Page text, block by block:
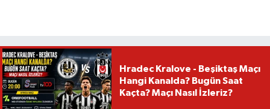
Hradec Kralove - Beşiktaş Maçı
Hangi Kanalda? Bugün Saat
Kaçta? Maçı Nasıl İzleriz?